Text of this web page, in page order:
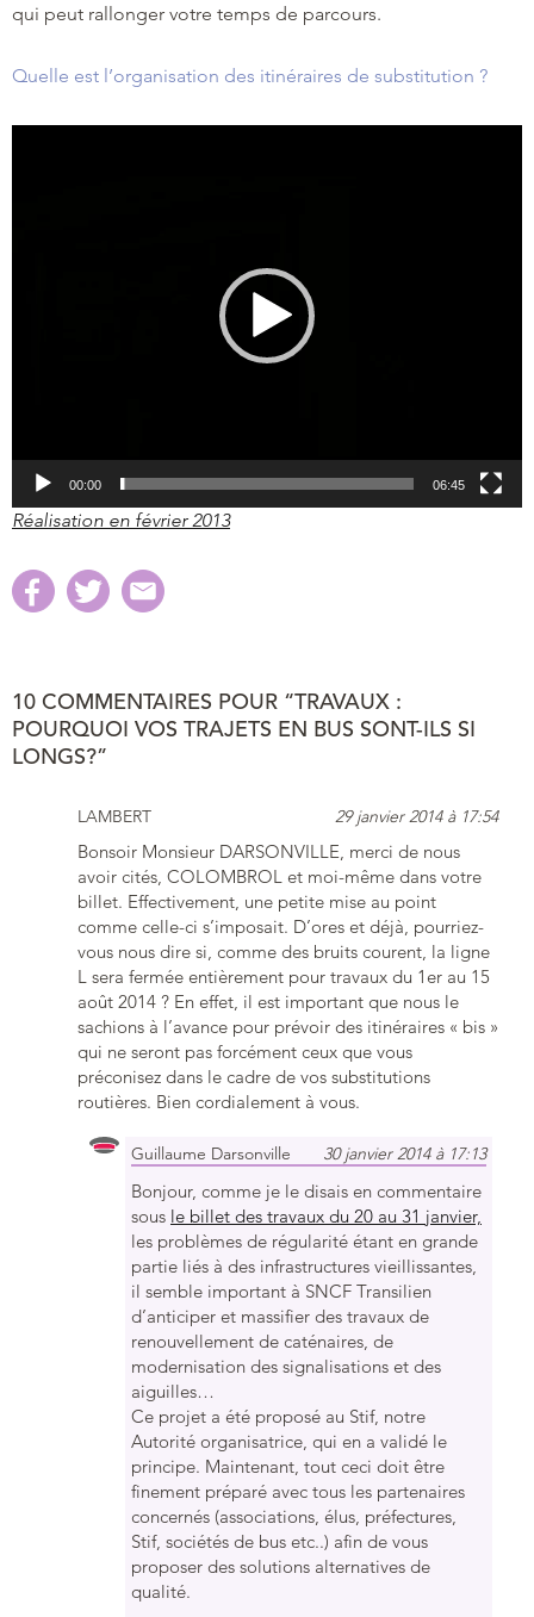
qui peut rallonger votre temps de parcours.
Quelle est l’organisation des itinéraires de substitution ?
00:00 06:45
Réalisation en février 2013
10 COMMENTAIRES POUR “TRAVAUX :
POURQUOI VOS TRAJETS EN BUS SONT-ILS SI
LONGS?”
LAMBERT 29 janvier 2014 à 17:54
Bonsoir Monsieur DARSONVILLE, merci de nous
avoir cités, COLOMBROL et moi-même dans votre
billet. Effectivement, une petite mise au point
comme celle-ci s’imposait. D’ores et déjà, pourriez-
vous nous dire si, comme des bruits courent, la ligne
L sera fermée entièrement pour travaux du 1er au 15
août 2014 ? En effet, il est important que nous le
sachions à l’avance pour prévoir des itinéraires « bis »
qui ne seront pas forcément ceux que vous
préconisez dans le cadre de vos substitutions
routières. Bien cordialement à vous.
Guillaume Darsonville 30 janvier 2014 à 17:13
Bonjour, comme je le disais en commentaire
sous le billet des travaux du 20 au 31 janvier,
les problèmes de régularité étant en grande
partie liés à des infrastructures vieillissantes,
il semble important à SNCF Transilien
d’anticiper et massifier des travaux de
renouvellement de caténaires, de
modernisation des signalisations et des
aiguilles…
Ce projet a été proposé au Stif, notre
Autorité organisatrice, qui en a validé le
principe. Maintenant, tout ceci doit être
finement préparé avec tous les partenaires
concernés (associations, élus, préfectures,
Stif, sociétés de bus etc..) afin de vous
proposer des solutions alternatives de
qualité.